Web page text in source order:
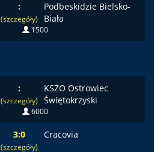
:
(szczegóły)
Podbeskidzie Bielsko-
Biała
1500
:
(szczegóły)
KSZO Ostrowiec
Świętokrzyski
6000
3:0
(szczegóły)
Cracovia